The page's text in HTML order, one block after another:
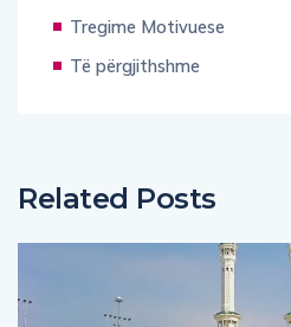
Tregime Motivuese
Të përgjithshme
Related Posts